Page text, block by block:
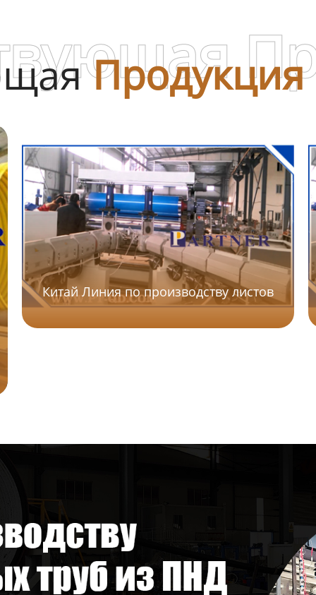
Продукция
Китай Линия по производству листов